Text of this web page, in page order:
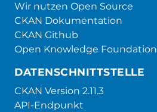
Wir nutzen Open Source
CKAN Dokumentation
CKAN Github
Open Knowledge Foundation
DATENSCHNITTSTELLE
CKAN Version 2.11.3
API-Endpunkt